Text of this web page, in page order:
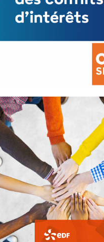
La prévention des conflits
d’intérêts
18 septembre 2023
FEUILLETER